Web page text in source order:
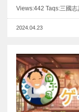
Views:442 Taqs:三國
2024.04.23